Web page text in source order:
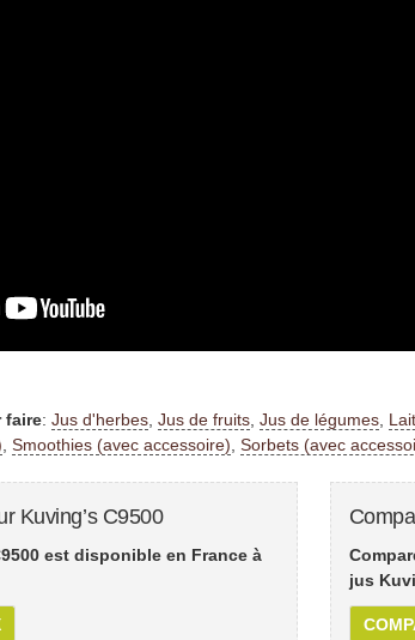
faire: Jus d'herbes Jus de fruits Jus de légumes
Smoothies (avec accessoire) Sorbets (avec
Kuving’s C9500
est disponible en France à
jus